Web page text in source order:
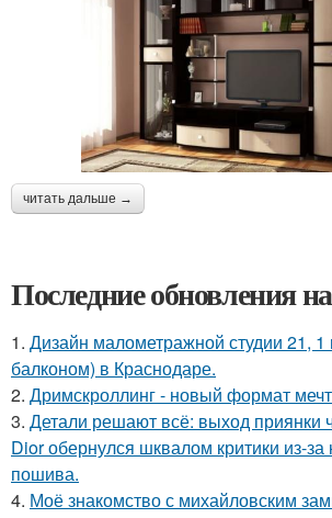
читать дальше →
Последние обновления
1. Дизайн малометражной студии 21,
балконом) в Краснодаре.
2. Дримскроллинг - новый формат
3. Детали решают всё: выход приянки
Dior обернулся шквалом критики из-
пошива.
4. Моё знакомство с михайловским